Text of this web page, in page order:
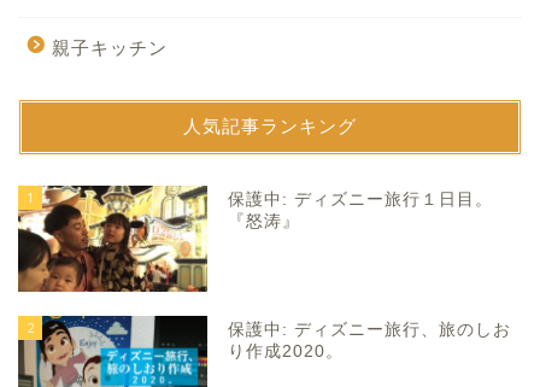
親子キッチン
人気記事ランキング
1
保護中: ディズニー旅行１日目。
『怒涛』
2
保護中: ディズニー旅行、旅のしお
り作成2020。